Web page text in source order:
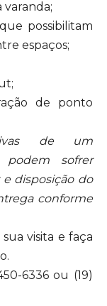
varanda;
possibilitam
espaços;
de ponto
de um
podem sofrer
disposição do
conforme
visita e faça
6336 ou (19)